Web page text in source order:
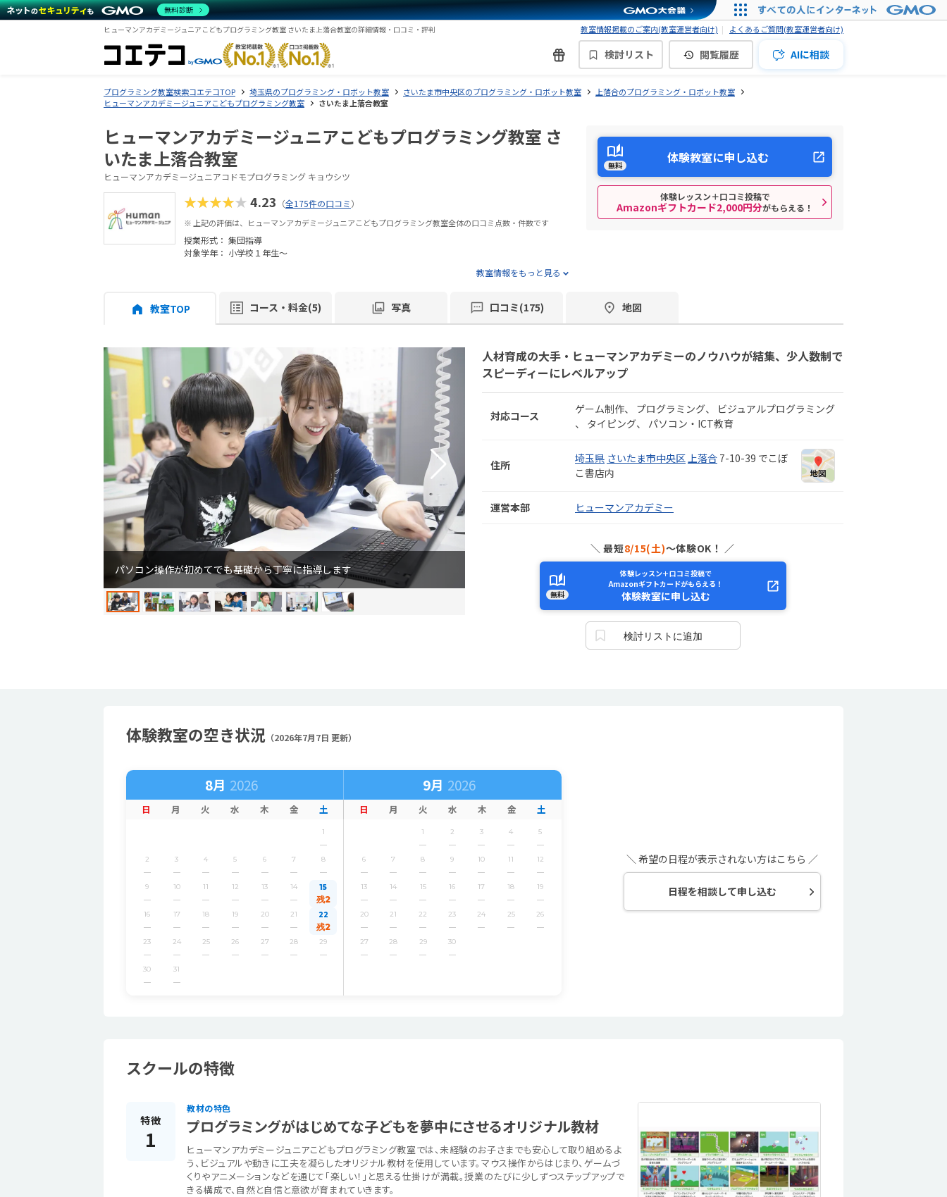
ヒューマンアカデミージュニアこどもプログラミング教室 さいたま上落合教室の詳細情報・口コミ・評判 教室情報掲載のご案内(教室運営者向け) よくあるご質問(教室運営者向け)
検討リスト 閲覧履歴 AIに相談
プログラミング教室検索コエテコTOP 埼玉県のプログラミング・ロボット教室 さいたま市中央区のプログラミング・ロボット教室
上落合のプログラミング・ロボット教室
ヒューマンアカデミージュニアこどもプログラミング教室
さいたま上落合教室
ヒューマンアカデミージュニアこどもプログラミング教室 さ
いたま上落合教室
ヒューマンアカデミージュニアコドモプログラミング キョウシツ
★★★★★4.23 （全175件の口コミ）
※ 上記の評価は、ヒューマンアカデミージュニアこどもプログラミング教室全体の口コミ点数・件数です
授業形式： 集団指導
対象学年： 小学校１年生〜
教室情報をもっと見る
無料 体験教室に申し込む
体験レッスン＋口コミ投稿で
Amazonギフトカード2,000円分がもらえる！
教室TOP コース・料金(5) 写真 口コミ(175) 地図
パソコン操作が初めてでも基礎から丁寧に指導します
人材育成の大手・ヒューマンアカデミーのノウハウが結集、少人数制で
スピーディーにレベルアップ
対応コース ゲーム制作 プログラミング
ビジュアルプログラミング
タイピング
パソコン・ICT教育
住所 埼玉県 さいたま市中央区上落合 7-10-39 でこぼ
こ書店内
運営本部 ヒューマンアカデミー
＼ 最短8/15(土)〜体験OK！ ／
無料
体験レッスン＋口コミ投稿で
Amazonギフトカードがもらえる！
体験教室に申し込む
検討リストに追加
体験教室の空き状況 （2026年7月7日 更新）
8月 9月
日 月 火 水 木 金 土 日 月 火 水 木 金 土
1
2 3 4 5 6 7 8
9 10 11 12 13 14 15
残2
16 17 18 19 20 21 22
残2
23 24 25 26 27 28 29
30 31
1 2 3 4 5
6 7 8 9 10 11 12
13 14 15 16 17 18 19
20 21 22 23 24 25 26
27 28 29 30
＼ 希望の日程が表示されない方はこちら ／
日程を相談して申し込む
スクールの特徴
特徴
1
教材の特色
プログラミングがはじめてな子どもを夢中にさせるオリジナル教材
ヒューマンアカデミージュニアこどもプログラミング教室では、未経験のお子さまでも安心して取り組めるよ
う、ビジュアルや動きに工夫を凝らしたオリジナル教材を使用しています。マウス操作からはじまり、ゲームづ
くりやアニメーションなどを通じて「楽しい！」と思える仕掛けが満載。授業のたびに少しずつステップアップで
きる構成で、自然と自信と意欲が育まれていきます。
無料診断